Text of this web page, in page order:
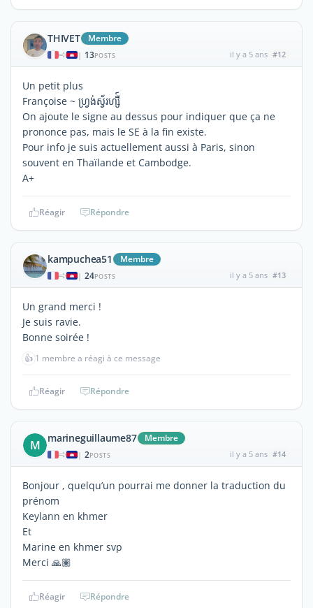
THIVET Membre
| 13POSTS il y a 5 ans #12
Un petit plus
Françoise ~ ហ្វ្រង់ស្វ័រហ្សឺ៍
On ajoute le signe au dessus pour indiquer que ça ne
prononce pas, mais le SE à la fin existe.
Pour info je suis actuellement aussi à Paris, sinon
souvent en Thaïlande et Cambodge.
A+
Réagir Répondre
kampuchea51 Membre
| 24POSTS il y a 5 ans #13
Un grand merci !
Je suis ravie.
Bonne soirée !
👍 1 membre a réagi à ce message
Réagir Répondre
M marineguillaume87 Membre
| 2POSTS il y a 5 ans #14
Bonjour , quelqu’un pourrai me donner la traduction du
prénom
Keylann en khmer
Et
Marine en khmer svp
Merci 🙏🏽
Réagir Répondre